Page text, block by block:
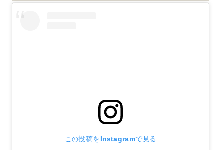
この投稿をInstagramで見る